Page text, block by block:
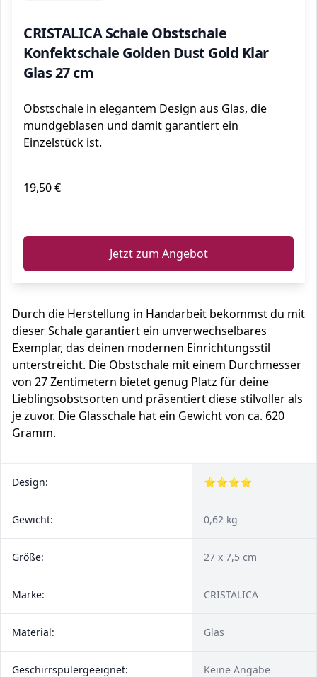
CRISTALICA Schale Obstschale
Konfektschale Golden Dust Gold Klar
Glas 27 cm
Obstschale in elegantem Design aus Glas, die
mundgeblasen und damit garantiert ein
Einzelstück ist.
19,50 €
Jetzt zum Angebot
Durch die Herstellung in Handarbeit bekommst du mit
dieser Schale garantiert ein unverwechselbares
Exemplar, das deinen modernen Einrichtungsstil
unterstreicht. Die Obstschale mit einem Durchmesser
von 27 Zentimetern bietet genug Platz für deine
Lieblingsobstsorten und präsentiert diese stilvoller als
je zuvor. Die Glasschale hat ein Gewicht von ca. 620
Gramm.
Design: ⭐⭐⭐⭐
Gewicht: 0,62 kg
Größe: 27 x 7,5 cm
Marke: CRISTALICA
Material: Glas
Geschirrspülergeeignet: Keine Angabe